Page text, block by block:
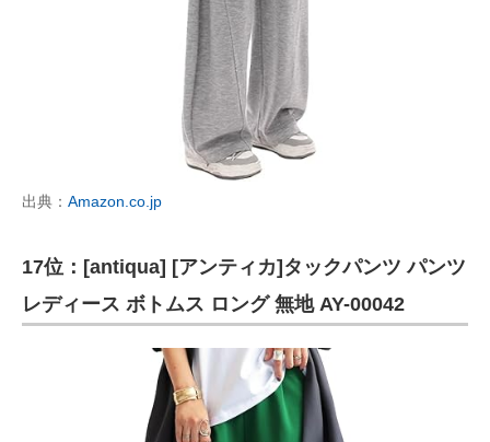
出典： Amazon.co.jp
17位：[antiqua] [アンティカ]タックパンツ パンツ
レディース ボトムス ロング 無地 AY-00042